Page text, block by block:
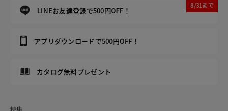
LINEお友達登録で500円OFF！
8/31まで
アプリダウンロードで500円OFF！
カタログ無料プレゼント
特集